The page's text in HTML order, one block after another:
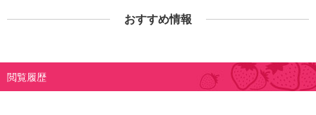
おすすめ情報
閲覧履歴